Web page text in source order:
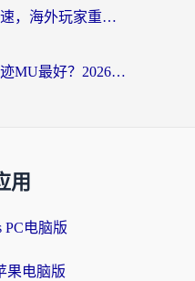
非人学园加速器超级加速，海外玩家重返国服的通行证
国外用什么加速器玩奇迹MU最好？2026海外玩家国服游戏加速全攻略
用
PC电脑版
果电脑版